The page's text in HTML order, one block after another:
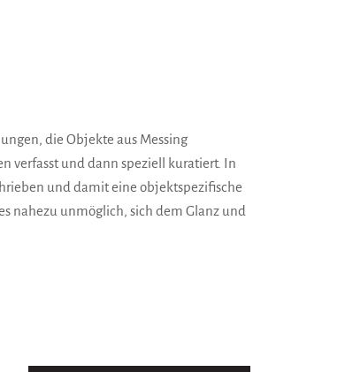
die Objekte aus Messing
verfasst und dann speziell kuratiert. In
und damit eine objektspezifische
nahezu unmöglich, sich dem Glanz und